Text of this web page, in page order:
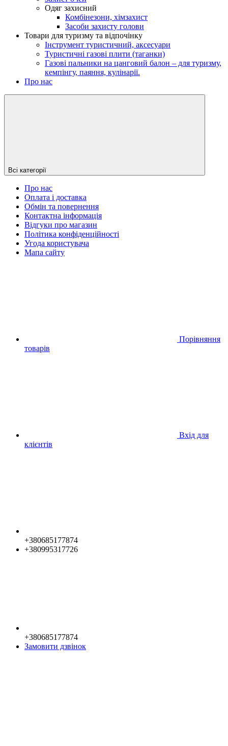
Одяг захисний
Комбінезони, хімзахист
Засоби захисту голови
Товари для туризму та відпочінку
Інструмент туристичний, аксесуари
Туристичні газові плити (таганки)
Газові пальники на цанговий балон – для туризму,
кемпінгу, паяння, кулінарії.
Про нас
Всі категорії
Про нас
Оплата і доставка
Обмін та повернення
Контактна інформація
Відгуки про магазин
Політика конфіденційності
Угода користувача
Мапа сайту
Порівняння
товарів
Вхід для
клієнтів
+380685177874
+380995317726
+380685177874
Замовити дзвінок